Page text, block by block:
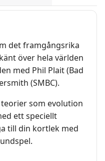
det framgångsrika
över hela världen
med Phil Plait (Bad
(SMBC).
som evolution
ett speciellt
till din kortlek med